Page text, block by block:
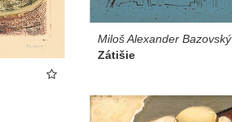
Miloš Alexander Bazovský
Zátišie